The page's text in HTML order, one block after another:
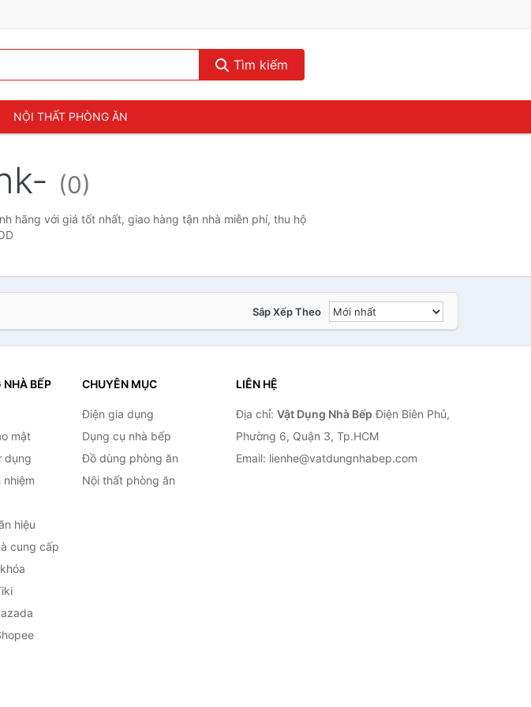
Tìm kiếm
NỘI THẤT PHÒNG ĂN
(0)
hãng với giá tốt nhất, giao hàng tận nhà miễn phí, thu hộ
Sắp Xếp Theo
NHÀ BẾP
mật
dụng
hiệu
cung cấp
CHUYÊN MỤC
Điện gia dụng
Dụng cụ nhà bếp
Đồ dùng phòng ăn
Nội thất phòng ăn
LIÊN HỆ
Địa chỉ: Vật Dụng Nhà Bếp Điện Biên Phủ,
Phường 6, Quận 3, Tp.HCM
Email: lienhe@vatdungnhabep.com